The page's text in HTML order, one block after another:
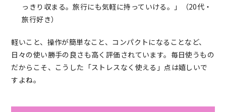
っきり収まる。旅行にも気軽に持っていける。」（20代・
旅行好き）
軽いこと、操作が簡単なこと、コンパクトになることなど、
日々の使い勝手の良さも高く評価されています。毎日使うもの
だからこそ、こうした「ストレスなく使える」点は嬉しいで
すよね。